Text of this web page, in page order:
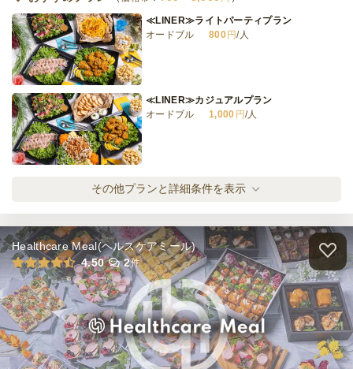
≪LINER≫ライトパーティプラン
オードブル
800 円/人
≪LINER≫カジュアルプラン
オードブル
1,000 円/人
≪LINER≫クラシックプラン
オードブル
1,200円/人
≪LINER≫スタンダードプラン
オードブル
1,500円/人
≪LINER≫ プレミアムプラン
オードブル
2,000円/人
その他プランと詳細条件を表示
Healthcare Meal(ヘルスケアミール)
4.50
2件